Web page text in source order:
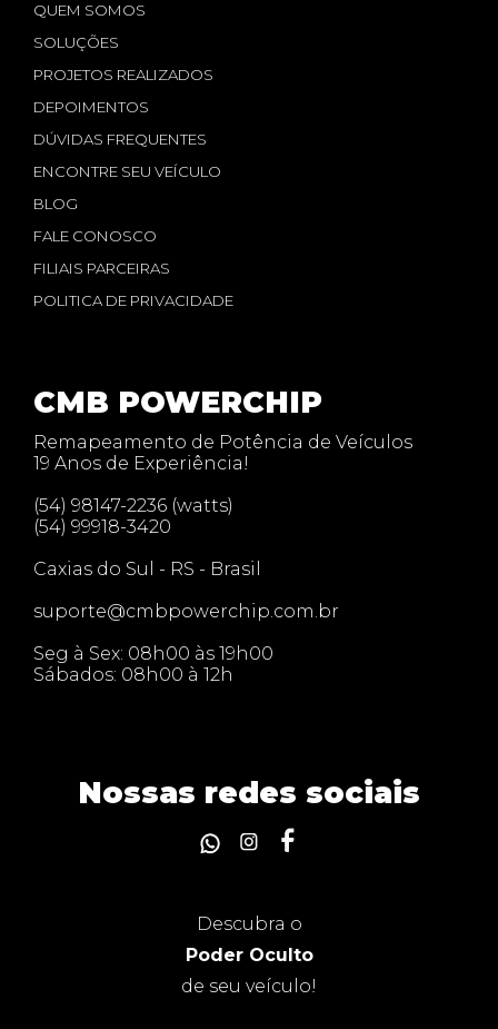
QUEM SOMOS
SOLUÇÕES
PROJETOS REALIZADOS
DEPOIMENTOS
DÚVIDAS FREQUENTES
ENCONTRE SEU VEÍCULO
BLOG
FALE CONOSCO
FILIAIS PARCEIRAS
POLITICA DE PRIVACIDADE
CMB POWERCHIP
Remapeamento de Potência de Veículos
19 Anos de Experiência!
(54) 98147-2236 (watts)
(54) 99918-3420
Caxias do Sul - RS - Brasil
suporte@cmbpowerchip.com.br
Seg à Sex: 08h00 às 19h00
Sábados: 08h00 à 12h
Nossas redes sociais
Descubra o
Poder Oculto
de seu veículo!